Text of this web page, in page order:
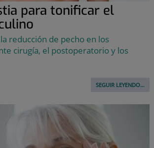
para tonificar el
reducción de pecho en los
cirugía, el postoperatorio y los
SEGUIR LEYENDO...